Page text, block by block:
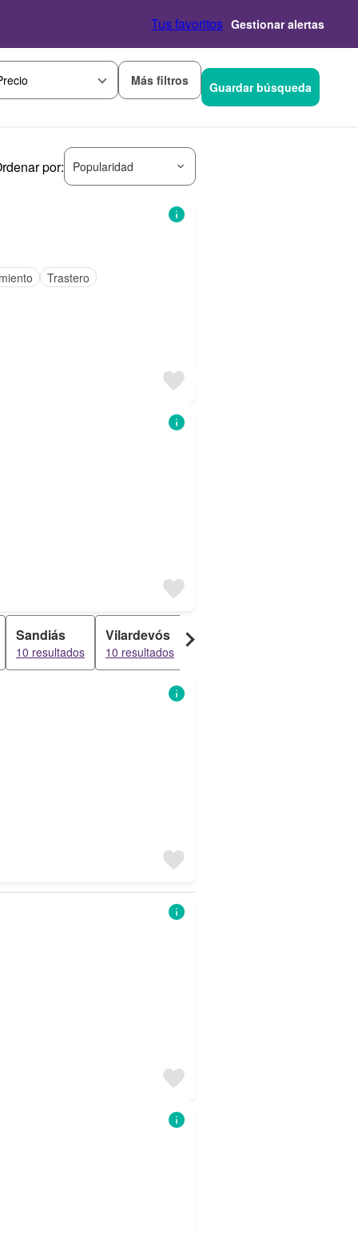
Tus favoritos Gestionar alertas
Más filtros Guardar búsqueda
por: Popularidad
Trastero
Sandiás
10 resultados
Vilardevós
10 resultados